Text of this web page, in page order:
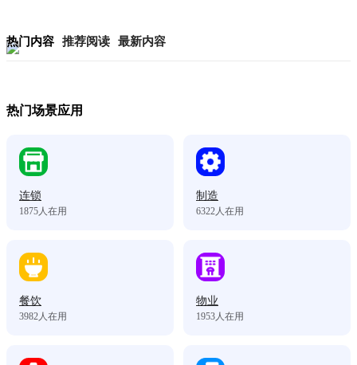
热门内容 推荐阅读 最新内容
热门场景应用
连锁
1875人在用
制造
6322人在用
餐饮
3982人在用
物业
1953人在用